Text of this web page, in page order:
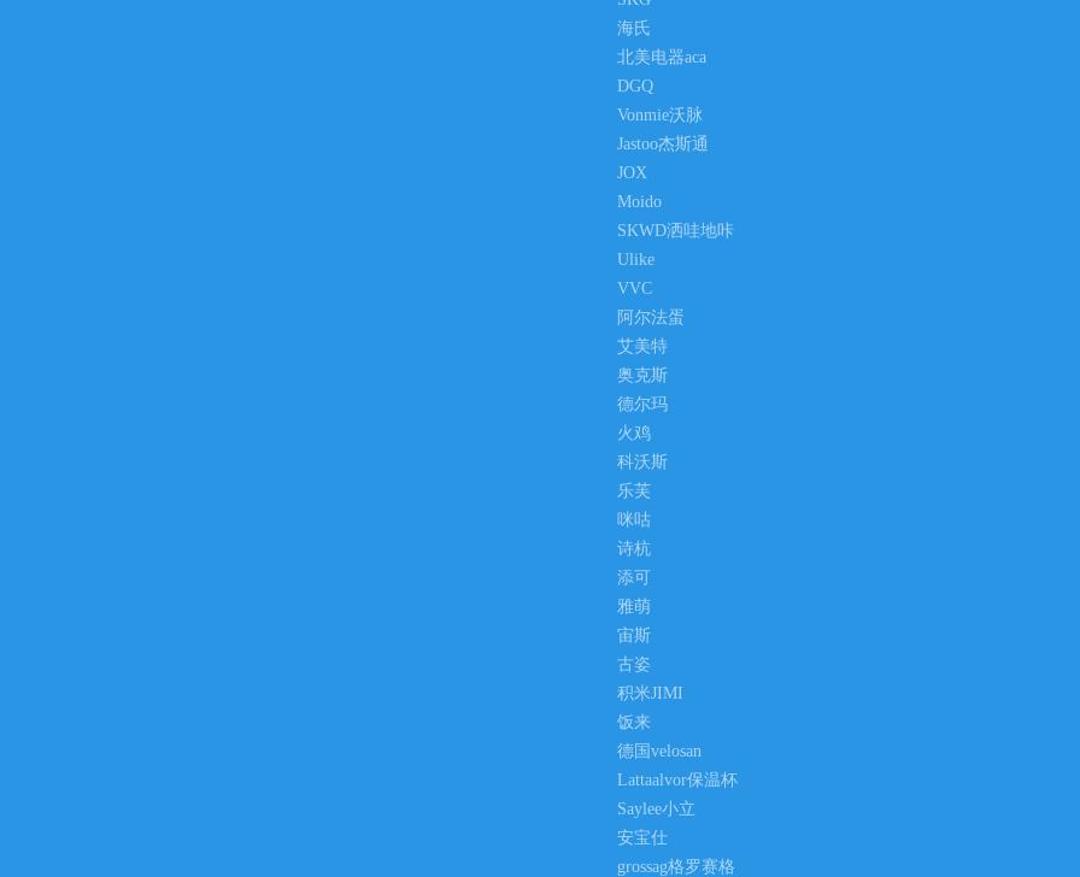
海氏
北美电器aca
DGQ
Vonmie沃脉
Jastoo杰斯通
JOX
Moido
SKWD洒哇地咔
Ulike
VVC
阿尔法蛋
艾美特
奥克斯
德尔玛
火鸡
科沃斯
乐芙
咪咕
诗杭
添可
雅萌
宙斯
古姿
积米JIMI
饭来
德国velosan
Lattaalvor保温杯
Saylee小立
安宝仕
grossag格罗赛格